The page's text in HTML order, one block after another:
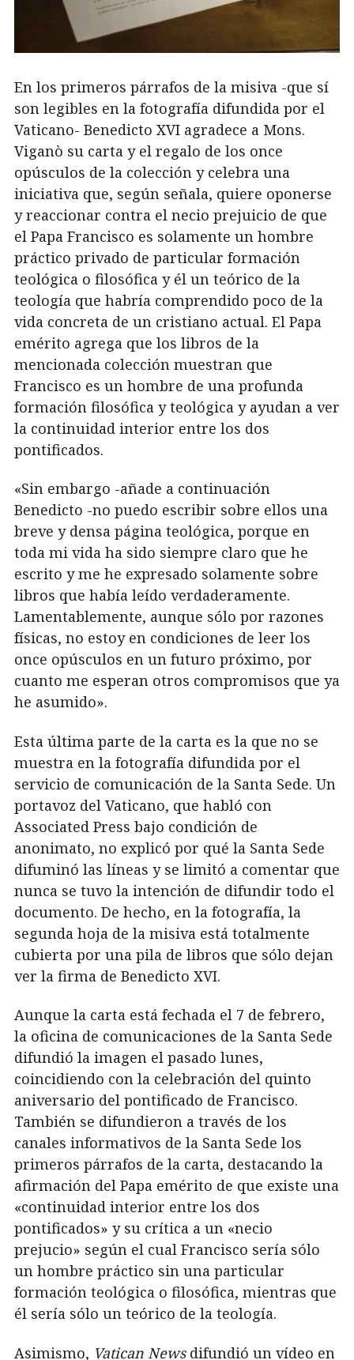
En los primeros párrafos de la misiva -que sí
son legibles en la fotografía difundida por el
Vaticano- Benedicto XVI agradece a Mons.
Viganò su carta y el regalo de los once
opúsculos de la colección y celebra una
iniciativa que, según señala, quiere oponerse
y reaccionar contra el necio prejuicio de que
el Papa Francisco es solamente un hombre
práctico privado de particular formación
teológica o filosófica y él un teórico de la
teología que habría comprendido poco de la
vida concreta de un cristiano actual. El Papa
emérito agrega que los libros de la
mencionada colección muestran que
Francisco es un hombre de una profunda
formación filosófica y teológica y ayudan a ver
la continuidad interior entre los dos
pontificados.
«Sin embargo -añade a continuación
Benedicto -no puedo escribir sobre ellos una
breve y densa página teológica, porque en
toda mi vida ha sido siempre claro que he
escrito y me he expresado solamente sobre
libros que había leído verdaderamente.
Lamentablemente, aunque sólo por razones
físicas, no estoy en condiciones de leer los
once opúsculos en un futuro próximo, por
cuanto me esperan otros compromisos que ya
he asumido».
Esta última parte de la carta es la que no se
muestra en la fotografía difundida por el
servicio de comunicación de la Santa Sede. Un
portavoz del Vaticano, que habló con
Associated Press bajo condición de
anonimato, no explicó por qué la Santa Sede
difuminó las líneas y se limitó a comentar que
nunca se tuvo la intención de difundir todo el
documento. De hecho, en la fotografía, la
segunda hoja de la misiva está totalmente
cubierta por una pila de libros que sólo dejan
ver la firma de Benedicto XVI.
Aunque la carta está fechada el 7 de febrero,
la oficina de comunicaciones de la Santa Sede
difundió la imagen el pasado lunes,
coincidiendo con la celebración del quinto
aniversario del pontificado de Francisco.
También se difundieron a través de los
canales informativos de la Santa Sede los
primeros párrafos de la carta, destacando la
afirmación del Papa emérito de que existe una
«continuidad interior entre los dos
pontificados» y su crítica a un «necio
prejucio» según el cual Francisco sería sólo
un hombre práctico sin una particular
formación teológica o filosófica, mientras que
él sería sólo un teórico de la teología.
Asimismo, Vatican Newsdifundió un vídeo en